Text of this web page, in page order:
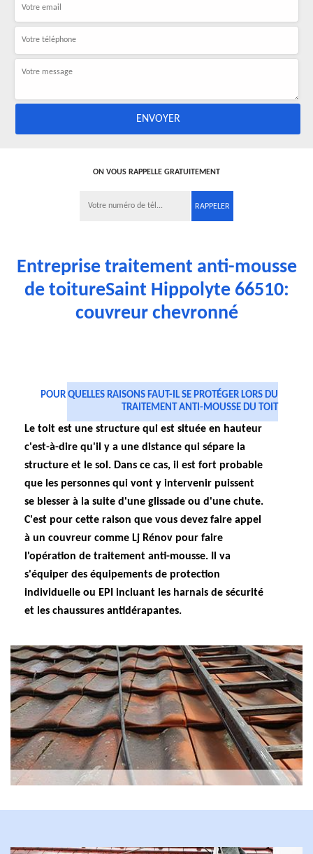
ON VOUS RAPPELLE GRATUITEMENT
Entreprise traitement anti-mousse
de toitureSaint Hippolyte 66510:
couvreur chevronné
POUR QUELLES RAISONS FAUT-IL SE PROTÉGER LORS DU
TRAITEMENT ANTI-MOUSSE DU TOIT
Le toit est une structure qui est située en hauteur
c'est-à-dire qu'il y a une distance qui sépare la
structure et le sol. Dans ce cas, il est fort probable
que les personnes qui vont y intervenir puissent
se blesser à la suite d'une glissade ou d'une chute.
C'est pour cette raison que vous devez faire appel
à un couvreur comme Lj Rénov pour faire
l'opération de traitement anti-mousse. Il va
s'équiper des équipements de protection
individuelle ou EPI incluant les harnais de sécurité
et les chaussures antidérapantes.